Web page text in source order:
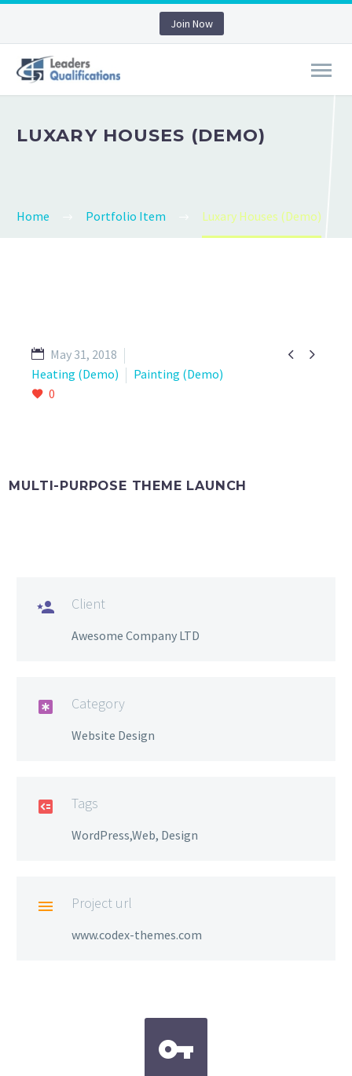
Join Now
LUXARY HOUSES (DEMO)
Home Portfolio Item Luxary Houses (Demo)
 
May 31, 2018
Heating (Demo)
Painting (Demo)
0
MULTI-PURPOSE THEME LAUNCH
 Client
Awesome Company LTD
 Category
Website Design
 Tags
WordPress,Web, Design
 Project url
www.codex-themes.com

